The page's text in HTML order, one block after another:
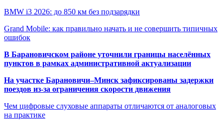
BMW i3 2026: до 850 км без подзарядки
Grand Mobile: как правильно начать и не совершить типичных
ошибок
В Барановичском районе уточнили границы населённых
пунктов в рамках административной актуализации
На участке Барановичи–Минск зафиксированы задержки
поездов из-за ограничения скорости движения
Чем цифровые слуховые аппараты отличаются от аналоговых
на практике